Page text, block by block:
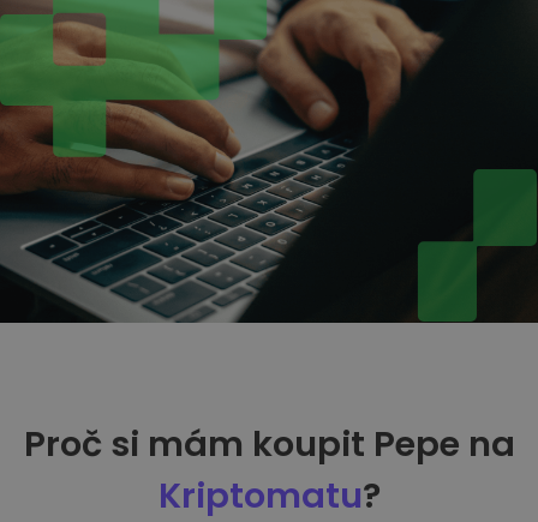
Proč si mám koupit Pepe na
Kriptomatu?